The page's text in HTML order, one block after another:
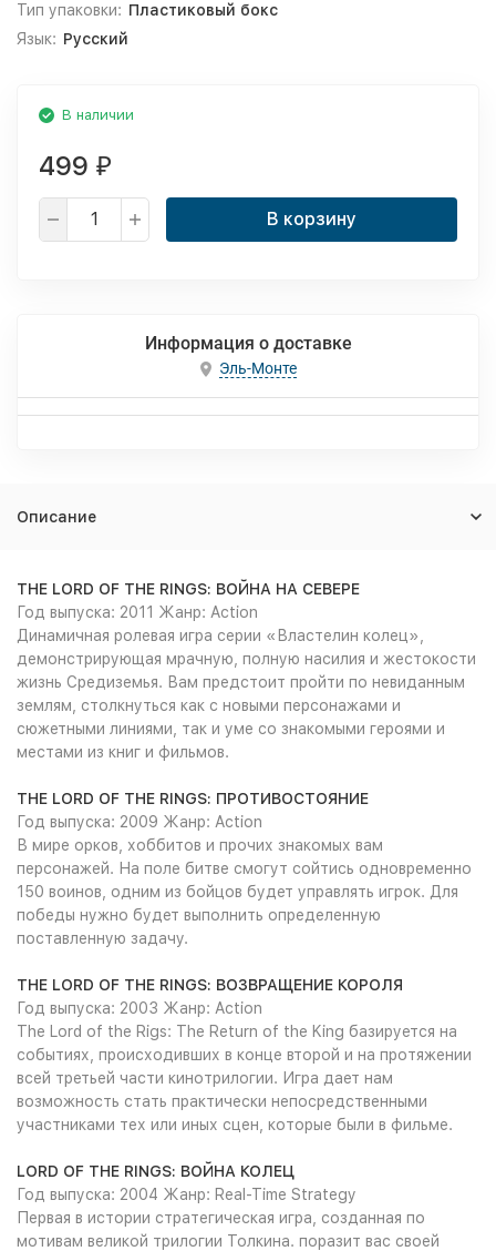
Тип упаковки: Пластиковый бокс
Язык: Русский
В наличии
499 ₽
В корзину
Информация о доставке
Эль-Монте
Описание
THE LORD OF THE RINGS: ВОЙНА НА СЕВЕРЕ
Год выпуска: 2011 Жанр: Action
Динамичная ролевая игра серии «Властелин колец»,
демонстрирующая мрачную, полную насилия и жестокости
жизнь Средиземья. Вам предстоит пройти по невиданным
землям, столкнуться как с новыми персонажами и
сюжетными линиями, так и уме со знакомыми героями и
местами из книг и фильмов.
THE LORD OF THE RINGS: ПРОТИВОСТОЯНИЕ
Год выпуска: 2009 Жанр: Action
В мире орков, хоббитов и прочих знакомых вам
персонажей. На поле битве смогут сойтись одновременно
150 воинов, одним из бойцов будет управлять игрок. Для
победы нужно будет выполнить определенную
поставленную задачу.
THE LORD OF THE RINGS: ВОЗВРАЩЕНИЕ КОРОЛЯ
Год выпуска: 2003 Жанр: Action
The Lord of the Rigs: The Return of the King базируется на
событиях, происходивших в конце второй и на протяжении
всей третьей части кинотрилогии. Игра дает нам
возможность стать практически непосредственными
участниками тех или иных сцен, которые были в фильме.
LORD OF THE RINGS: ВОЙНА КОЛЕЦ
Год выпуска: 2004 Жанр: Real-Time Strategy
Первая в истории стратегическая игра, созданная по
мотивам великой трилогии Толкина. поразит вас своей